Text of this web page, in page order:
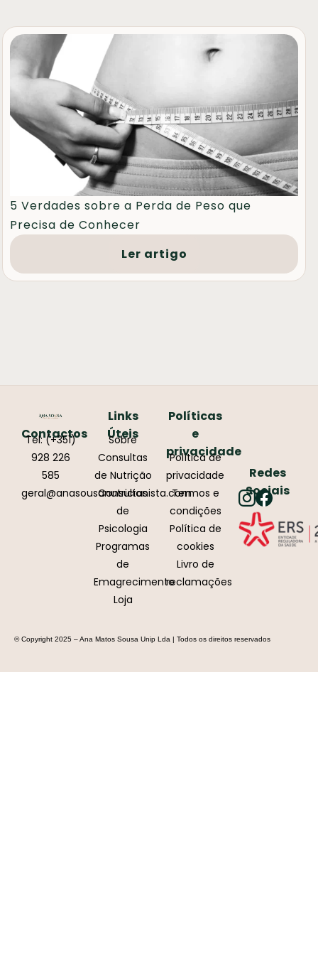
5 Verdades sobre a Perda de Peso que
Precisa de Conhecer
Ler artigo
Contactos
Tel: (+351)
928 226
585
geral@anasousanutricionista.com
Links
Úteis
Sobre
Consultas
de Nutrição
Consultas
de
Psicologia
Programas
de
Emagrecimento
Loja
Políticas
e
privacidade
Política de
privacidade
Termos e
condições
Política de
cookies
Livro de
reclamações
Redes
Sociais
© Copyright 2025 – Ana Matos Sousa Unip Lda | Todos os direitos reservados